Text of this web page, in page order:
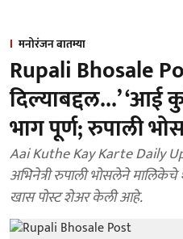
मनोरंजन बातम्या
Rupali Bhosale
दिल्याबद्दल...’
भाग पूर्ण; रुपाली
Aai Kuthe Kay Karte Daily
अभिनेत्री रुपाली भोसलेने मालिकेचे
खास पोस्ट शेअर केली आहे.